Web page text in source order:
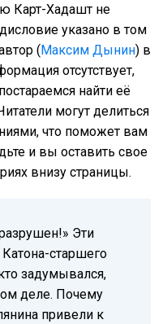
Карт-Хадашт не
указано в том
(Максим Дынин) в
отсутствует,
найти её
могут делиться
что поможет вам
и вы оставить свое
внизу страницы.
Эти
старшего
задумывался,
деле. Почему
привели к